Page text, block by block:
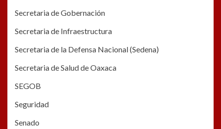
Secretaria de Gobernación
Secretaria de Infraestructura
Secretaria de la Defensa Nacional (Sedena)
Secretaria de Salud de Oaxaca
SEGOB
Seguridad
Senado